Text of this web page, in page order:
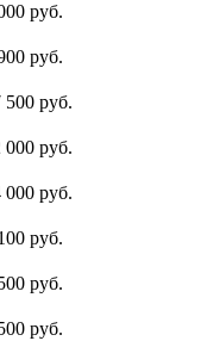
руб.
руб.
500 руб.
000 руб.
000 руб.
руб.
руб.
руб.